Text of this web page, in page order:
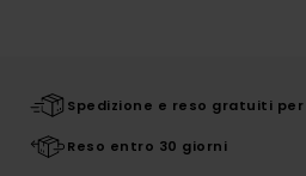
Spedizione e reso gratuiti
Reso entro 30 giorni